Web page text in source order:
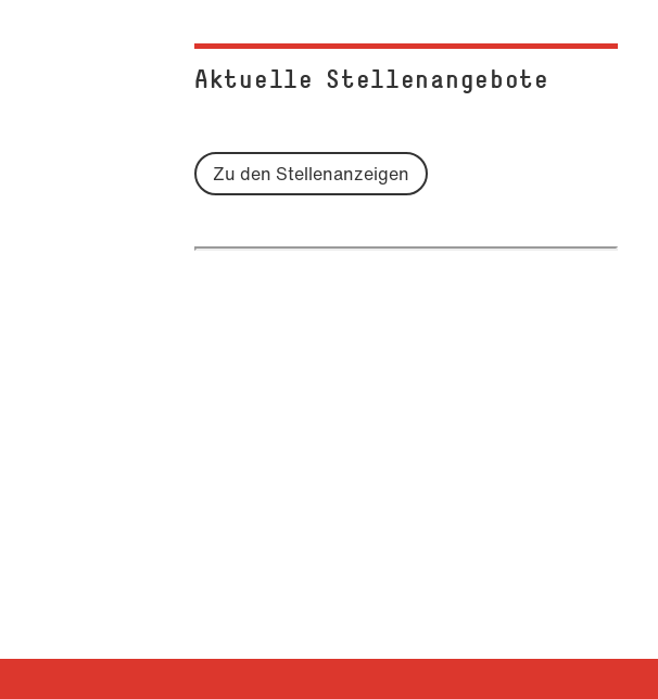
Aktuelle Stel­len­an­ge­bo­te
Zu den Stellenanzeigen